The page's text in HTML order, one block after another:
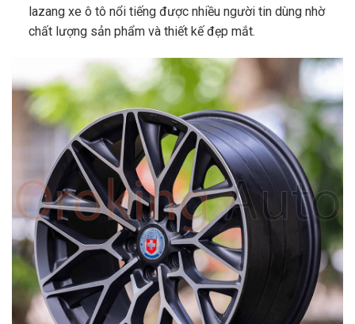
lazang xe ô tô nổi tiếng được nhiều người tin dùng nhờ
chất lượng sản phẩm và thiết kế đẹp mắt.